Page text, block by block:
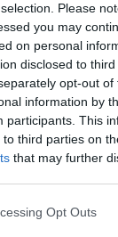
Please
you may
on personal
disclosed to
opt-out of
information by
participants. This
third parties on
that may further
Opt Outs
ipar, tőke: hol
üzleti
tech
itt!Információ és
az OpenAI